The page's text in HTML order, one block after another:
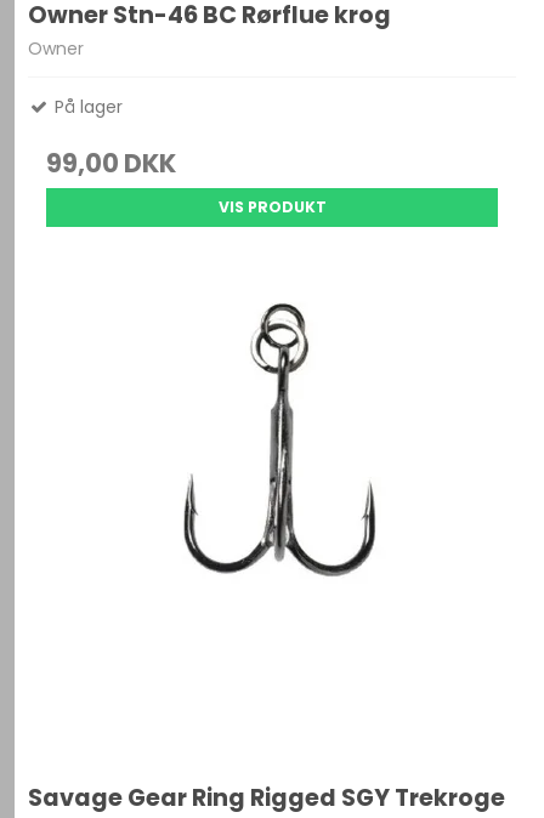
Owner Stn-46 BC Rørflue krog
Owner
På lager
99,00 DKK
VIS PRODUKT
Savage Gear Ring Rigged SGY Trekroge